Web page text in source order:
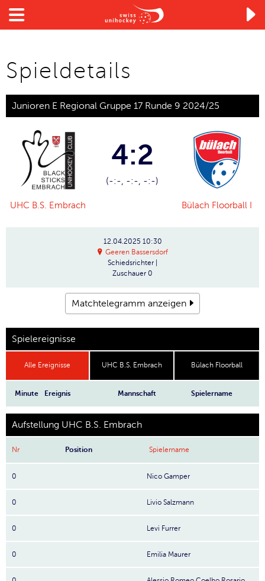

Spieldetails
Junioren E Regional Gruppe 17 Runde 9 2024/25
UHC B.S. Embrach
4:2
(-:-, -:-, -:-)
Bülach Floorball I
12.04.2025 10:30
Geeren Bassersdorf
Schiedsrichter
Zuschauer 0
Matchtelegramm anzeigen
Spielereignisse
Alle Ereignisse UHC B.S. Embrach Bülach Floorball
Minute Ereignis Mannschaft Spielername
Aufstellung UHC B.S. Embrach
Nr Position Spielername
0 Nico Gamper
0 Livio Salzmann
0 Levi Furrer
0 Emilia Maurer